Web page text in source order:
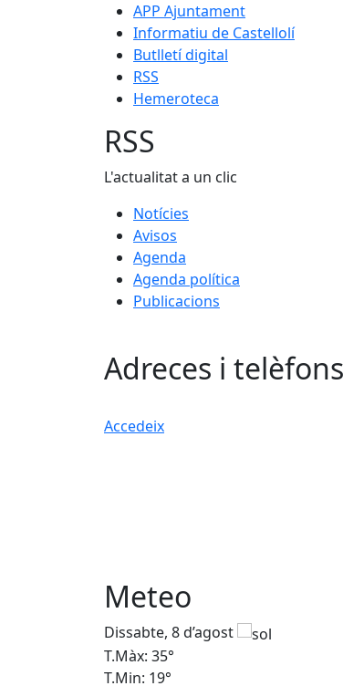
APP Ajuntament
Informatiu de Castellolí
Butlletí digital
RSS
Hemeroteca
RSS
L'actualitat a un clic
Notícies
Avisos
Agenda
Agenda política
Publicacions
Adreces i telèfons
Accedeix
Meteo
Dissabte, 8 d’agost
T.Màx: 35°
T.Min: 19°